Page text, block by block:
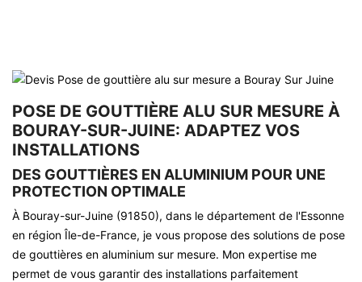
POSE DE GOUTTIÈRE ALU SUR MESURE À
BOURAY-SUR-JUINE: ADAPTEZ VOS
INSTALLATIONS
DES GOUTTIÈRES EN ALUMINIUM POUR UNE
PROTECTION OPTIMALE
À Bouray-sur-Juine (91850), dans le département de l'Essonne
en région Île-de-France, je vous propose des solutions de pose
de gouttières en aluminium sur mesure. Mon expertise me
permet de vous garantir des installations parfaitement